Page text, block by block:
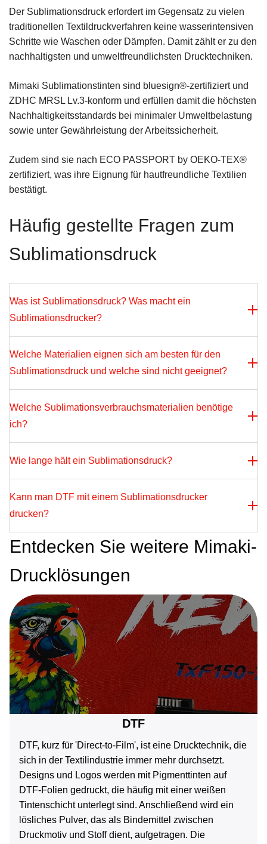
Der Sublimationsdruck erfordert im Gegensatz zu vielen
traditionellen Textildruckverfahren keine wasserintensiven
Schritte wie Waschen oder Dämpfen. Damit zählt er zu den
nachhaltigsten und umweltfreundlichsten Drucktechniken.
Mimaki Sublimationstinten sind bluesign®-zertifiziert und
ZDHC MRSL Lv.3-konform und erfüllen damit die höchsten
Nachhaltigkeitsstandards bei minimaler Umweltbelastung
sowie unter Gewährleistung der Arbeitssicherheit.
Zudem sind sie nach ECO PASSPORT by OEKO-TEX®
zertifiziert, was ihre Eignung für hautfreundliche Textilien
bestätigt.
Häufig gestellte Fragen zum
Sublimationsdruck
Was ist Sublimationsdruck? Was macht ein
Sublimationsdrucker?
Welche Materialien eignen sich am besten für den
Sublimationsdruck und welche sind nicht geeignet?
Welche Sublimationsverbrauchsmaterialien benötige
ich?
Wie lange hält ein Sublimationsdruck?
Kann man DTF mit einem Sublimationsdrucker
drucken?
Entdecken Sie weitere Mimaki-
Drucklösungen
DTF
DTF, kurz für 'Direct-to-Film', ist eine Drucktechnik, die
sich in der Textilindustrie immer mehr durchsetzt.
Designs und Logos werden mit Pigmenttinten auf
DTF-Folien gedruckt, die häufig mit einer weißen
Tintenschicht unterlegt sind. Anschließend wird ein
lösliches Pulver, das als Bindemittel zwischen
Druckmotiv und Stoff dient, aufgetragen. Die